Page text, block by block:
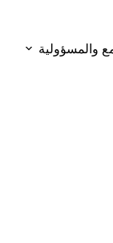
والمسؤولية